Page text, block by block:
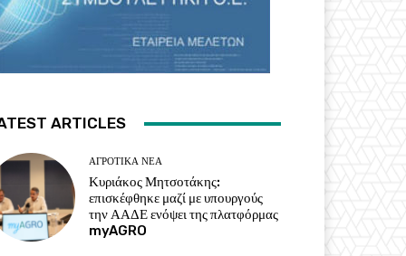
ARTICLES
ΑΓΡΟΤΙΚΆ ΝΈΑ
Κυριάκος Μητσοτάκης:
επισκέφθηκε μαζί με υπουργούς
την ΑΑΔΕ ενόψει της πλατφόρμας
myAGRO